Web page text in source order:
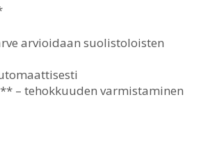
arvioidaan suolistoloisten
– tehokkuuden varmistaminen